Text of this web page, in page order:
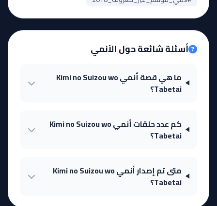
أسئلة شائعة حول الأنمي
ما هي قصة أنمي Kimi no Suizou wo
Tabetai؟
كم عدد حلقات أنمي Kimi no Suizou wo
Tabetai؟
متى تم إصدار أنمي Kimi no Suizou wo
Tabetai؟